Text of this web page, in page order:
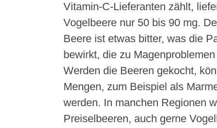
Vitamin-C-Lieferanten zählt,
Vogelbeere nur 50 bis 90 mg.
Beere ist etwas bitter, was die
bewirkt, die zu
Werden die Beeren gekocht,
Mengen, zum Beispiel als
werden. In manchen Regionen
Preiselbeeren, auch gerne